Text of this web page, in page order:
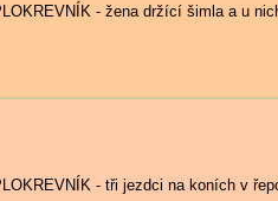
- žena držící šimla a u
- tři jezdci na koních v